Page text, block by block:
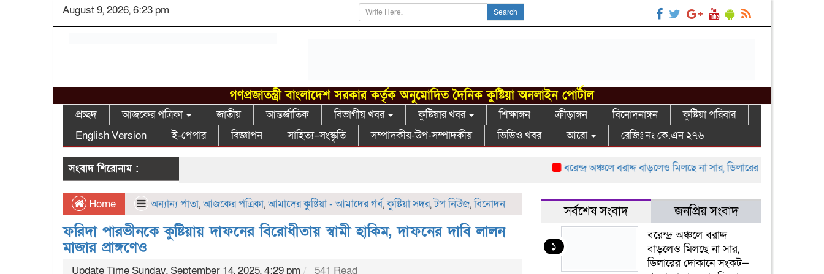
August 9, 2026, 6:23 pm Search
গণপ্রজাতন্ত্রী বাংলাদেশ সরকার কর্তৃক অনুমোদিত দৈনিক কুষ্টিয়া অনলাইন পোর্টাল
প্রচ্ছদ আজকের পত্রিকা জাতীয় আন্তর্জাতিক বিভাগীয় খবর কুষ্টিয়ার খবর শিক্ষাঙ্গন ক্রীড়াঙ্গন বিনোদনাঙ্গন
কুষ্টিয়া পরিবার
English Version
ই-পেপার বিজ্ঞাপন সাহিত্য–সংস্কৃতি সম্পাদকীয়-উপ-সম্পাদকীয় ভিডিও খবর আরো রেজিঃ নং কে.এন ২৭৬
সংবাদ শিরোনাম : বরেন্দ্র অঞ্চলে বরাদ্দ বাড়লেও মিলছে না সার, ডিলারের দোকানে সংকট—খুচরা
Home অন্যান্য পাতা,আজকের পত্রিকা,আমাদের কুষ্টিয়া - আমাদের গর্ব,কুষ্টিয়া সদর,টপ নিউজ,বিনোদন
ফরিদা পারভীনকে কুষ্টিয়ায় দাফনের বিরোধীতায় স্বামী হাকিম, দাফনের দাবি লালন
মাজার প্রাঙ্গণেও
Update Time Sunday, September 14, 2025, 4:29 pm 541 Read
সর্বশেষ সংবাদ জনপ্রিয় সংবাদ
১
বরেন্দ্র অঞ্চলে বরাদ্দ
বাড়লেও মিলছে না সার,
ডিলারের দোকানে সংকট—